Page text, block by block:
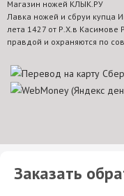
Магазин ножей КЛЫК.РУ
Лавка ножей и сбруи купца
лета 1427 от Р.Х.в
правдой и охраняются по
Заказать